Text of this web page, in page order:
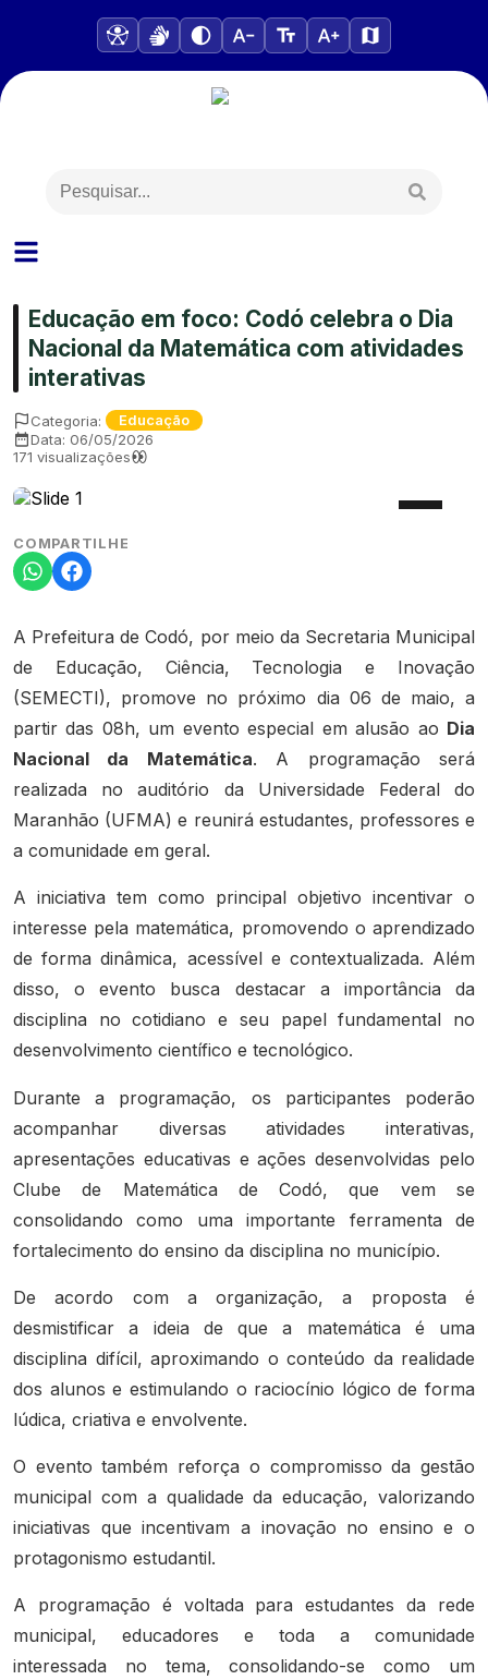
Educação em foco: Codó celebra o Dia
Nacional da Matemática com atividades
interativas
Categoria: Educação
Data: 06/05/2026
171 visualizações
COMPARTILHE
A Prefeitura de Codó, por meio da Secretaria Municipal
de Educação, Ciência, Tecnologia e Inovação
(SEMECTI), promove no próximo dia 06 de maio, a
partir das 08h, um evento especial em alusão ao Dia
Nacional da Matemática. A programação será
realizada no auditório da Universidade Federal do
Maranhão (UFMA) e reunirá estudantes, professores e
a comunidade em geral.
A iniciativa tem como principal objetivo incentivar o
interesse pela matemática, promovendo o aprendizado
de forma dinâmica, acessível e contextualizada. Além
disso, o evento busca destacar a importância da
disciplina no cotidiano e seu papel fundamental no
desenvolvimento científico e tecnológico.
Durante a programação, os participantes poderão
acompanhar diversas atividades interativas,
apresentações educativas e ações desenvolvidas pelo
Clube de Matemática de Codó, que vem se
consolidando como uma importante ferramenta de
fortalecimento do ensino da disciplina no município.
De acordo com a organização, a proposta é
desmistificar a ideia de que a matemática é uma
disciplina difícil, aproximando o conteúdo da realidade
dos alunos e estimulando o raciocínio lógico de forma
lúdica, criativa e envolvente.
O evento também reforça o compromisso da gestão
municipal com a qualidade da educação, valorizando
iniciativas que incentivam a inovação no ensino e o
protagonismo estudantil.
A programação é voltada para estudantes da rede
municipal, educadores e toda a comunidade
interessada no tema, consolidando-se como um